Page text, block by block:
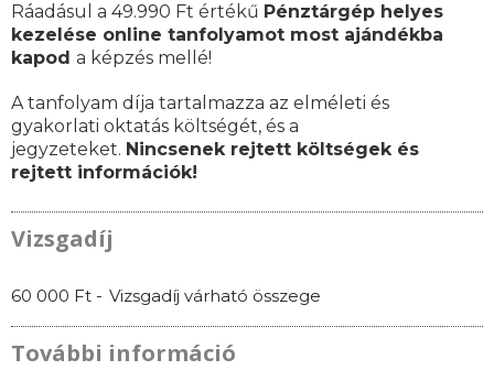
Ráadásul a 49.990 Ft értékű Pénztárgép helyes
kezelése online tanfolyamot most ajándékba
kapod a képzés mellé!
A tanfolyam díja tartalmazza az elméleti és
gyakorlati oktatás költségét, és a
jegyzeteket. Nincsenek rejtett költségek és
rejtett információk!
Vizsgadíj
60 000 Ft - Vizsgadíj várható összege
További információ